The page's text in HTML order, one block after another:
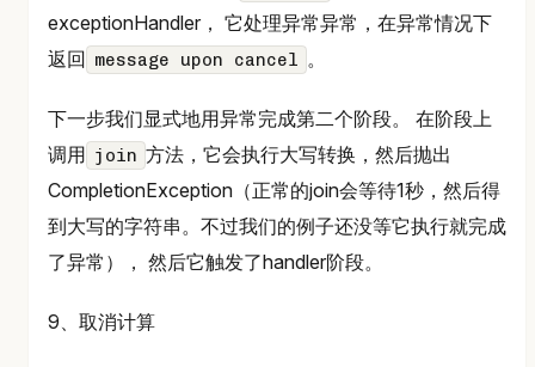
exceptionHandler， 它处理异常异常，在异常情况下
返回 message upon cancel 。
下一步我们显式地用异常完成第二个阶段。 在阶段上
调用 join 方法，它会执行大写转换，然后抛出
CompletionException（正常的join会等待1秒，然后得
到大写的字符串。不过我们的例子还没等它执行就完成
了异常）， 然后它触发了handler阶段。
9、取消计算